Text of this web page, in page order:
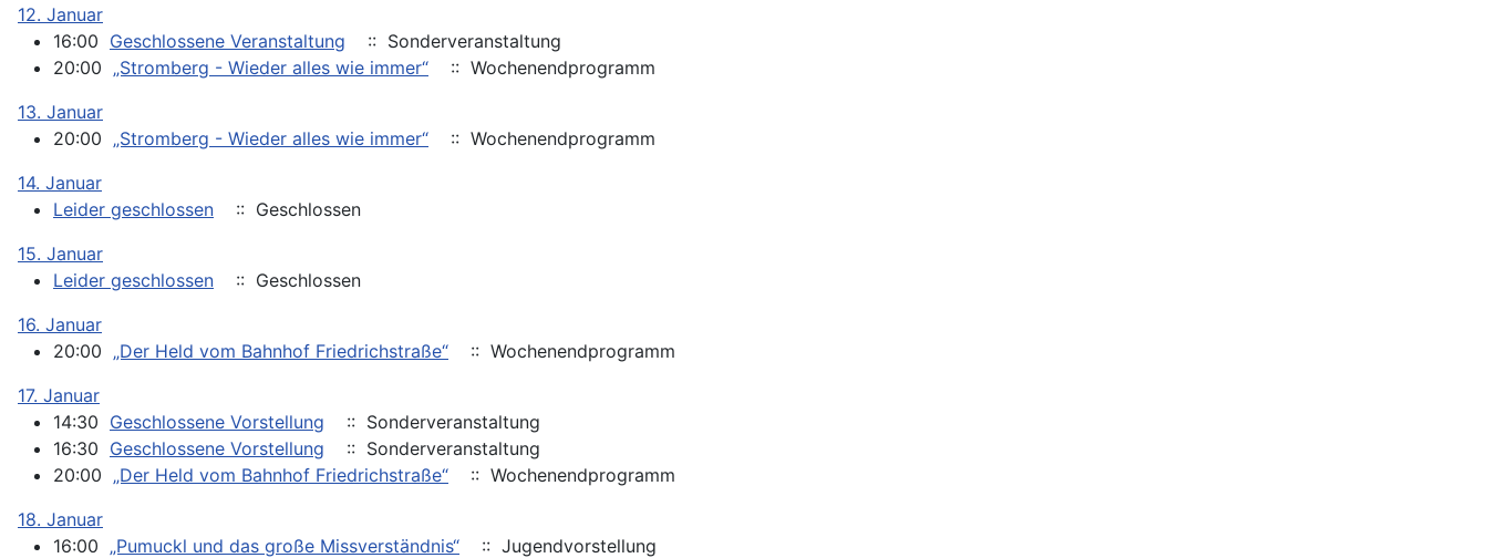
12. Januar
16:00 Geschlossene Veranstaltung
:: Sonderveranstaltung
20:00 „Stromberg - Wieder alles wie immer“
:: Wochenendprogramm
13. Januar
20:00 „Stromberg - Wieder alles wie immer“
:: Wochenendprogramm
14. Januar
Leider geschlossen
:: Geschlossen
15. Januar
Leider geschlossen
:: Geschlossen
16. Januar
20:00 „Der Held vom Bahnhof Friedrichstraße“
:: Wochenendprogramm
17. Januar
14:30 Geschlossene Vorstellung
:: Sonderveranstaltung
16:30 Geschlossene Vorstellung
:: Sonderveranstaltung
20:00 „Der Held vom Bahnhof Friedrichstraße“
:: Wochenendprogramm
18. Januar
16:00 „Pumuckl und das große Missverständnis“
:: Jugendvorstellung